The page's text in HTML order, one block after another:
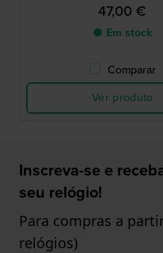
47,00 €
● Em stock
Comparar
Ver produto
Inscreva-se e
seu relógio!
Para compras a
relógios)